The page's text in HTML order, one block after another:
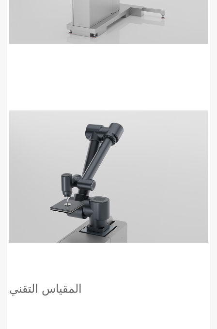
المقياس التقني